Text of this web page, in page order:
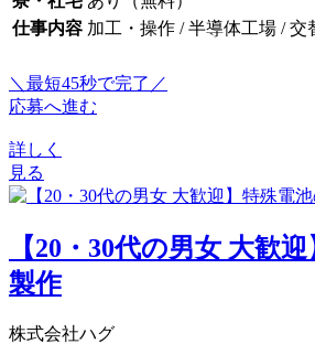
仕事内容 加工・操作 / 半導体工場 / 交
＼最短45秒で完了／
応募へ進む
詳しく
見る
【20・30代の男女 大歓
製作
株式会社ハグ